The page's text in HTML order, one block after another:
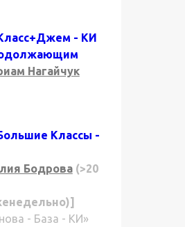
- КИ
Нагайчук
Классы -
Бодрова(>20
- База - КИ»